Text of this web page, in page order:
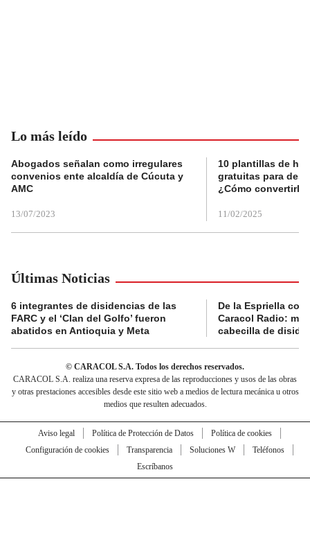
Lo más leído
Abogados señalan como irregulares
convenios ente alcaldía de Cúcuta y
AMC
13/07/2023
10 plantillas de
gratuitas para
¿Cómo convertirla
11/02/2025
Últimas Noticias
6 integrantes de disidencias de las
FARC y el ‘Clan del Golfo’ fueron
abatidos en Antioquia y Meta
De la Espriella
Caracol Radio:
cabecilla de
© CARACOL S.A. Todos los derechos reservados.
CARACOL S.A. realiza una reserva expresa de las reproducciones y usos de las obras
y otras prestaciones accesibles desde este sitio web a medios de lectura mecánica u otros
medios que resulten adecuados.
Aviso legal Política de Protección de Datos
Política de cookies
Configuración de cookies
Transparencia Soluciones W
Teléfonos
Escríbanos